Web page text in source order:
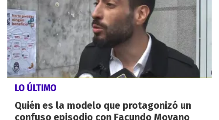
LO ÚLTIMO
Quién es la modelo que protagonizó un
confuso episodio con Facundo Moyano